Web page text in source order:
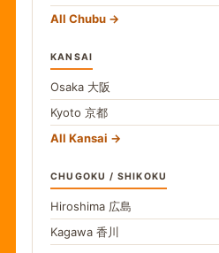
All Chubu
KANSAI
Osaka 大阪
Kyoto 京都
All Kansai
CHUGOKU / SHIKOKU
Hiroshima 広島
Kagawa 香川